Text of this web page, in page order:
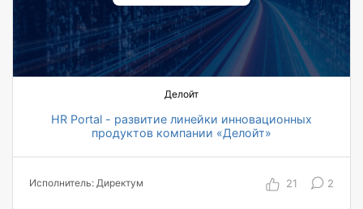
Делойт
HR Portal - развитие линейки инновационных
продуктов компании «Делойт»
на порядок повышена эффективность оказания
Исполнитель: Директум 21 2